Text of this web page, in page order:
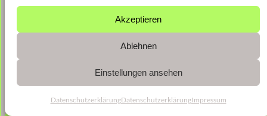
Akzeptieren
Ablehnen
Einstellungen ansehen
DatenschutzerklärungDatenschutzerklärungImpressum